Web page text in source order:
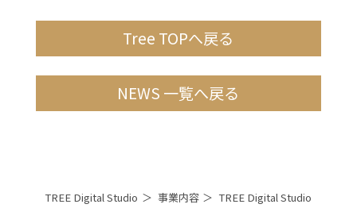
Tree TOPへ戻る
NEWS 一覧へ戻る
TREE Digital Studio 事業内容
TREE Digital Studio